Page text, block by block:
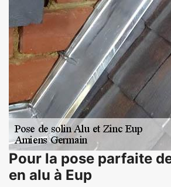
Pour la pose parfaite
en alu à Eup